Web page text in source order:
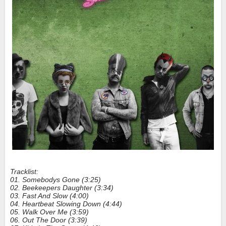
Tracklist:
01. Somebodys Gone (3:25)
02. Beekeepers Daughter (3:34)
03. Fast And Slow (4:00)
04. Heartbeat Slowing Down (4:44)
05. Walk Over Me (3:59)
06. Out The Door (3:39)